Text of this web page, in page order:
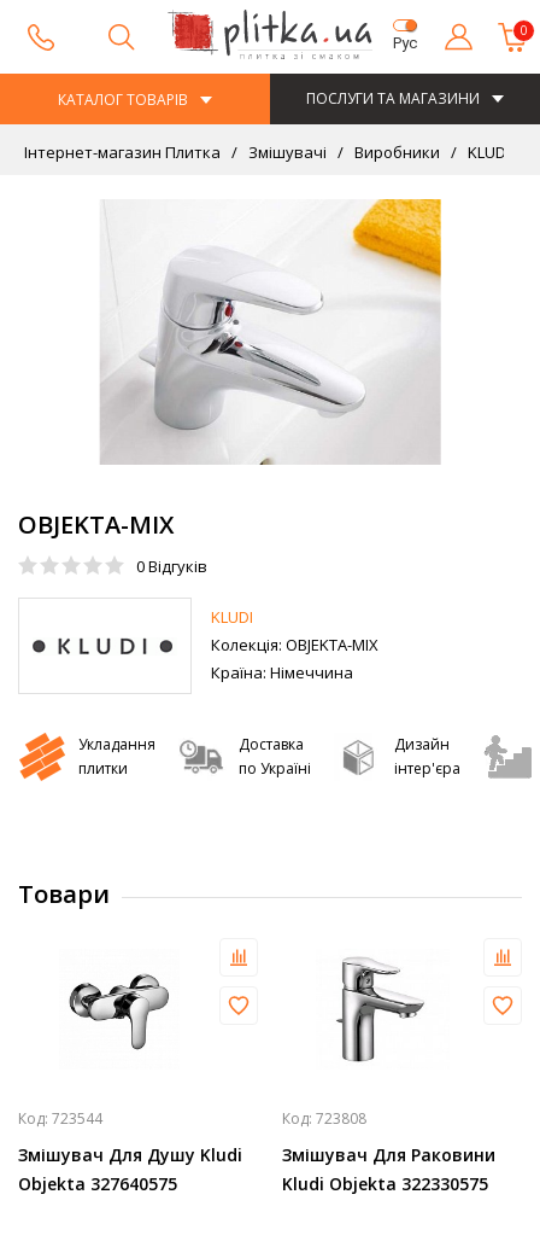
Рус
0
КАТАЛОГ ТОВАРІВ ПОСЛУГИ ТА МАГАЗИНИ
Інтернет-магазин Плитка Змішувачі Виробники KLUDI
OBJEKTA-MIX
0Відгуків
KLUDI
Колекція: OBJEKTA-MIX
Країна: Німеччина
Укладання
плитки
Доставка
по Україні
Дизайн
інтер'єра
Товари
Код: 723544
Змішувач Для Душу Kludi
Objekta 327640575
Код: 723808
Змішувач Для Раковини
Kludi Objekta 322330575